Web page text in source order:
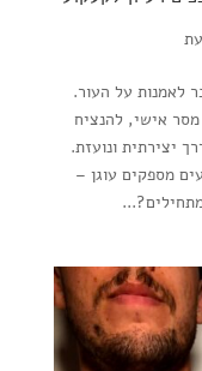
לאמנות על העור.
אישי, להנציח
יצירתית ונועזת.
מספקים עוגן –